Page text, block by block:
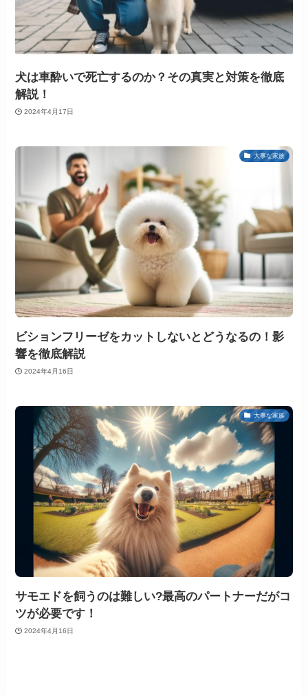
犬は車酔いで死亡するのか？その真実と対策を徹底
解説！
2024年4月17日
大事な家族
ビションフリーゼをカットしないとどうなるの！影
響を徹底解説
2024年4月16日
大事な家族
サモエドを飼うのは難しい?最高のパートナーだがコ
ツが必要です！
2024年4月16日